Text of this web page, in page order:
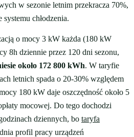
w sezonie letnim przekracza 70%,
systemu chłodzenia.
o mocy 3 kW każda (180 kW
8h dziennie przez 120 dni sezonu,
około 172 800 kWh. W taryfie
letnich spada o 20-30% względem
180 kW daje oszczędność około 5
mocowej. Do tego dochodzi
dziennych, bo taryfa
profil pracy urządzeń